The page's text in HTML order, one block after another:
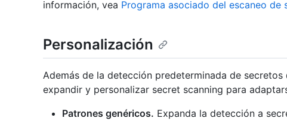
información, vea Programa asociado del escaneo de
Personalización
Además de la detección predeterminada de
expandir y personalizar secret scanning para
Patrones genéricos. Expanda la detección a